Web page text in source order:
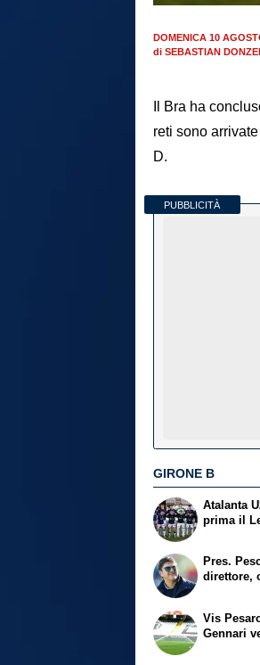
DOMENICA 10
di SEBASTIAN
Il Bra ha
reti sono
D.
PUBBLICITÀ
GIRONE B
Atalanta
prima il
Pres.
direttore,
Vis
Gennari